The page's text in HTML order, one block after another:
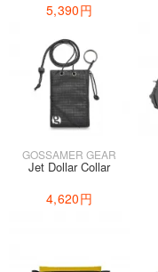
5,390円
GOSSAMER GEAR
Jet Dollar Collar
4,620円